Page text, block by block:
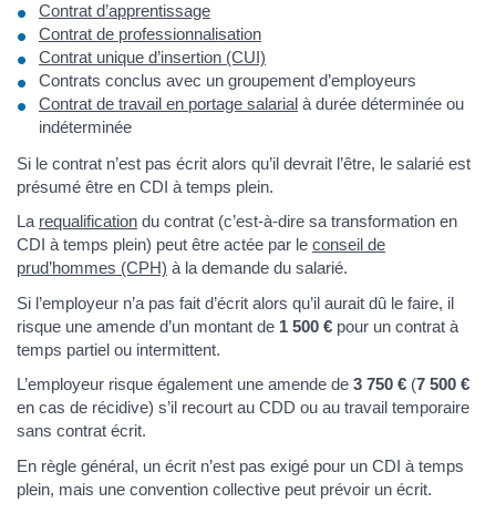
Contrat d’apprentissage
Contrat de professionnalisation
Contrat unique d’insertion (CUI)
Contrats conclus avec un groupement d’employeurs
Contrat de travail en portage salarial à durée déterminée ou
indéterminée
Si le contrat n’est pas écrit alors qu’il devrait l’être, le salarié est
présumé être en CDI à temps plein.
La requalification du contrat (c’est-à-dire sa transformation en
CDI à temps plein) peut être actée par le conseil de
prud’hommes (CPH) à la demande du salarié.
Si l’employeur n’a pas fait d’écrit alors qu’il aurait dû le faire, il
risque une amende d’un montant de 1 500 € pour un contrat à
temps partiel ou intermittent.
L’employeur risque également une amende de 3 750 € (7 500 €
en cas de récidive) s’il recourt au CDD ou au travail temporaire
sans contrat écrit.
En règle général, un écrit n’est pas exigé pour un CDI à temps
plein, mais une convention collective peut prévoir un écrit.